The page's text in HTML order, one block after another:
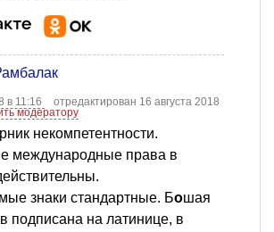
в 11:16
отредактирован 16 августа 2018
модератору
некомпетентности.
международные права в
знаки стандартные. Бошая
подписана на латинице, в